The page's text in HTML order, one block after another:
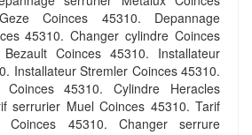
Coinces 45310. Depannage
45310. Changer cylindre Coinces
Coinces 45310. Installateur
Installateur Stremler Coinces 45310.
Coinces 45310. Cylindre Heracles
serrurier Muel Coinces 45310. Tarif
Coinces 45310. Changer serrure